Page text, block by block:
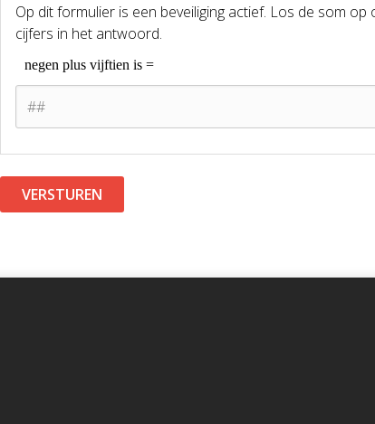
Op dit formulier is een beveiliging actief. Los de som op
cijfers in het antwoord.